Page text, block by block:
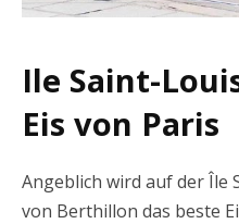
Ile Saint-
Eis von Paris
Angeblich wird auf der Île
von Berthillon das beste